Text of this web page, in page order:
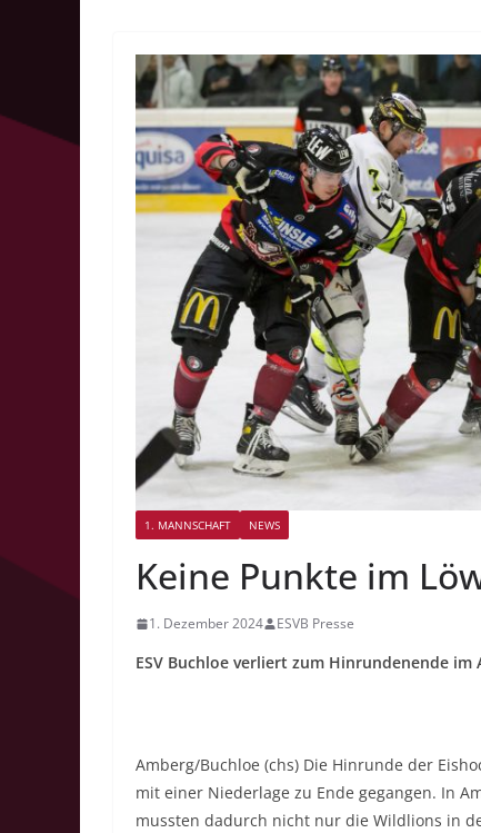
1. MANNSCHAFT NEWS
Keine Punkte im
1. Dezember 2024 ESVB Presse
ESV Buchloe verliert zum Hinrundenende
Amberg/Buchloe (chs) Die Hinrunde der
mit einer Niederlage zu Ende gegangen. In
mussten dadurch nicht nur die Wildlions in